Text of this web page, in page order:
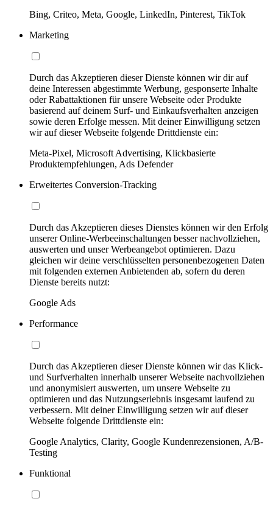
Bing, Criteo, Meta, Google, LinkedIn, Pinterest, TikTok
Marketing
Durch das Akzeptieren dieser Dienste können wir dir auf
deine Interessen abgestimmte Werbung, gesponserte Inhalte
oder Rabattaktionen für unsere Webseite oder Produkte
basierend auf deinem Surf- und Einkaufsverhalten anzeigen
sowie deren Erfolge messen. Mit deiner Einwilligung setzen
wir auf dieser Webseite folgende Drittdienste ein:
Meta-Pixel, Microsoft Advertising, Klickbasierte
Produktempfehlungen, Ads Defender
Erweitertes Conversion-Tracking
Durch das Akzeptieren dieses Dienstes können wir den Erfolg
unserer Online-Werbeeinschaltungen besser nachvollziehen,
auswerten und unser Werbeangebot optimieren. Dazu
gleichen wir deine verschlüsselten personenbezogenen Daten
mit folgenden externen Anbietenden ab, sofern du deren
Dienste bereits nutzt:
Google Ads
Performance
Durch das Akzeptieren dieser Dienste können wir das Klick-
und Surfverhalten innerhalb unserer Webseite nachvollziehen
und anonymisiert auswerten, um unsere Webseite zu
optimieren und das Nutzungserlebnis insgesamt laufend zu
verbessern. Mit deiner Einwilligung setzen wir auf dieser
Webseite folgende Drittdienste ein:
Google Analytics, Clarity, Google Kundenrezensionen, A/B-
Testing
Funktional